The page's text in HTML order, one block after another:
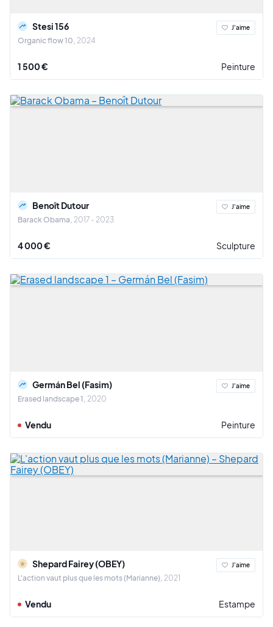
Stesi 156
Organic flow 10 2024
J'aime
1 500 € Peinture
Benoît Dutour
Barack Obama 2017 - 2023
J'aime
4 000 € Sculpture
Germán Bel (Fasim)
Erased landscape 1 2020
J'aime
Vendu Peinture
Shepard Fairey (OBEY)
L'action vaut plus que les mots (Marianne) 2021
J'aime
Vendu Estampe